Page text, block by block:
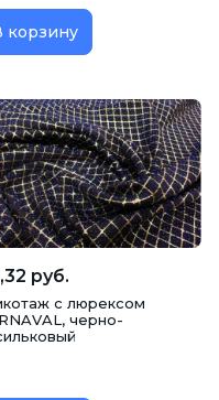
корзину
руб.
c люрексом
черно-